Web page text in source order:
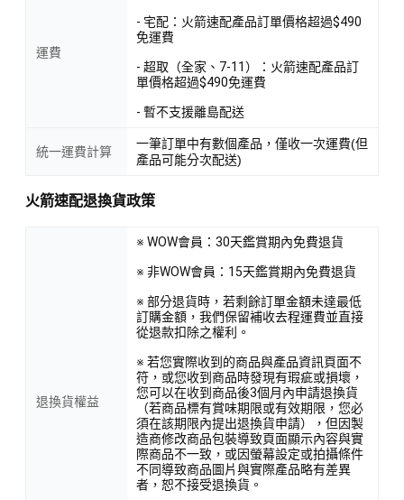
運費
- 宅配：火箭速配產品訂單價格超過$490
免運費
- 超取（全家、7-11）：火箭速配產品訂
單價格超過$490免運費
- 暫不支援離島配送
統一運費計算
一筆訂單中有數個產品，僅收一次運費(但
產品可能分次配送)
火箭速配退換貨政策
退換貨權益
※ WOW會員：30天鑑賞期內免費退貨
※ 非WOW會員：15天鑑賞期內免費退貨
※ 部分退貨時，若剩餘訂單金額未達最低
訂購金額，我們保留補收去程運費並直接
從退款扣除之權利。
※ 若您實際收到的商品與產品資訊頁面不
符，或您收到商品時發現有瑕疵或損壞，
您可以在收到商品後3個月內申請退換貨
（若商品標有賞味期限或有效期限，您必
須在該期限內提出退換貨申請），但因製
造商修改商品包裝導致頁面顯示內容與實
際商品不一致，或因螢幕設定或拍攝條件
不同導致商品圖片與實際產品略有差異
者，恕不接受退換貨。